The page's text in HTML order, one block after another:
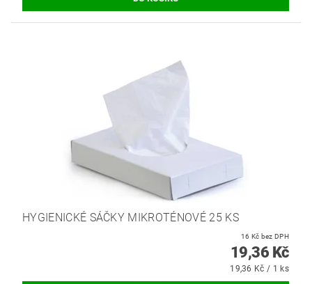
HYGIENICKÉ SÁČKY MIKROTÉNOVÉ 25 KS
16 Kč bez DPH
19,36 Kč
19,36 Kč / 1 ks